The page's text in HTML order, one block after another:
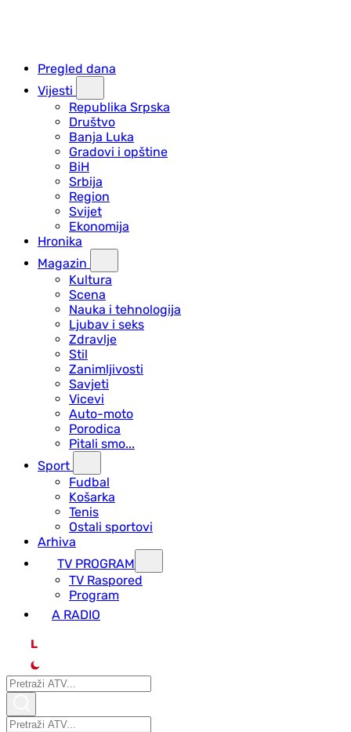
Pregled dana
Vijesti
Republika Srpska
Društvo
Banja Luka
Gradovi i opštine
BiH
Srbija
Region
Svijet
Ekonomija
Hronika
Magazin
Kultura
Scena
Nauka i tehnologija
Ljubav i seks
Zdravlje
Stil
Zanimljivosti
Savjeti
Vicevi
Auto-moto
Porodica
Pitali smo...
Sport
Fudbal
Košarka
Tenis
Ostali sportovi
Arhiva
TV PROGRAM
ТV Raspored
Program
A RADIO
L